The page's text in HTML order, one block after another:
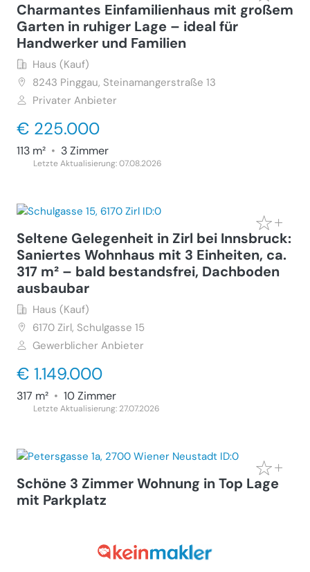
Charmantes Einfamilienhaus mit großem
Garten in ruhiger Lage – ideal für
Handwerker und Familien
Haus (Kauf)
8243 Pinggau, Steinamangerstraße 13
Privater Anbieter
€ 225.000
113 m² • 3 Zimmer
Letzte Aktualisierung: 07.08.2026
Seltene Gelegenheit in Zirl bei Innsbruck:
Saniertes Wohnhaus mit 3 Einheiten, ca.
317 m² – bald bestandsfrei, Dachboden
ausbaubar
Haus (Kauf)
6170 Zirl, Schulgasse 15
Gewerblicher Anbieter
€ 1.149.000
317 m² • 10 Zimmer
Letzte Aktualisierung: 27.07.2026
Schöne 3 Zimmer Wohnung in Top Lage
mit Parkplatz
Gewerblicher Anbieter